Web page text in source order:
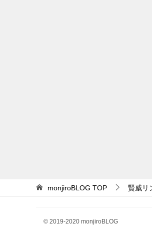
monjiroBLOG TOP 賢威リ
© 2019-2020 monjiroBLOG